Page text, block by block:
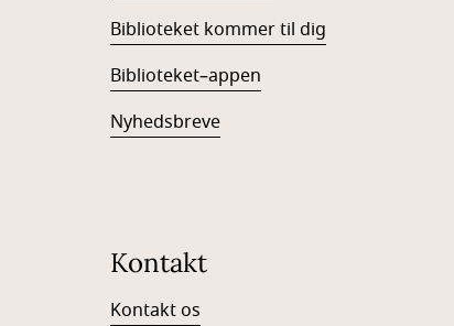
Biblioteket kommer til dig
Biblioteket–appen
Nyhedsbreve
Kontakt
Kontakt os